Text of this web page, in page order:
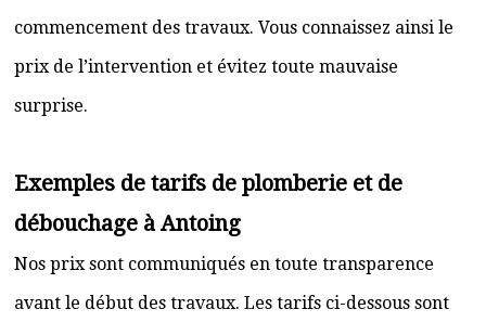
commencement des travaux. Vous connaissez ainsi le
prix de l’intervention et évitez toute mauvaise
surprise.
Exemples de tarifs de plomberie et de
débouchage à Antoing
Nos prix sont communiqués en toute transparence
avant le début des travaux. Les tarifs ci-dessous sont